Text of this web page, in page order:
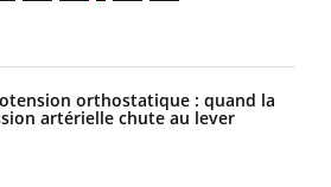
orthostatique : quand la
artérielle chute au lever